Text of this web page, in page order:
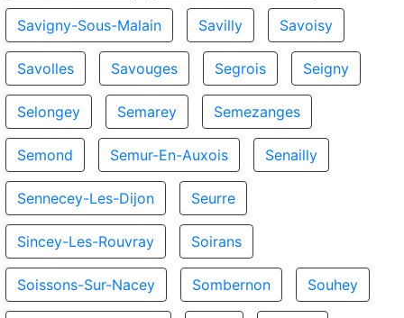
Savigny-Sous-Malain Savilly Savoisy
Savolles Savouges Segrois Seigny
Selongey Semarey Semezanges
Semond Semur-En-Auxois Senailly
Sennecey-Les-Dijon Seurre
Sincey-Les-Rouvray Soirans
Soissons-Sur-Nacey Sombernon Souhey